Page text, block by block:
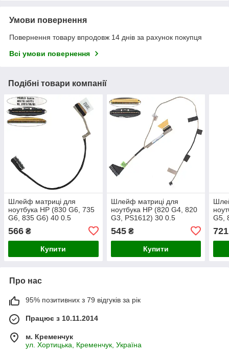
Умови повернення
Повернення товару впродовж 14 днів за рахунок покупця
Всі умови повернення
Подібні товари компанії
Шлейф матриці для
ноутбука НР (830 G6, 735
G6, 835 G6) 40 0.5
566 ₴
Купити
Шлейф матриці для
ноутбука НР (820 G4, 820
G3, PS1612) 30 0.5
545₴
Купити
G5,
721
Про нас
95% позитивних з 79 відгуків за рік
Працює з 10.11.2014
м. Кременчук
ул. Хортицька, Кременчук, Україна